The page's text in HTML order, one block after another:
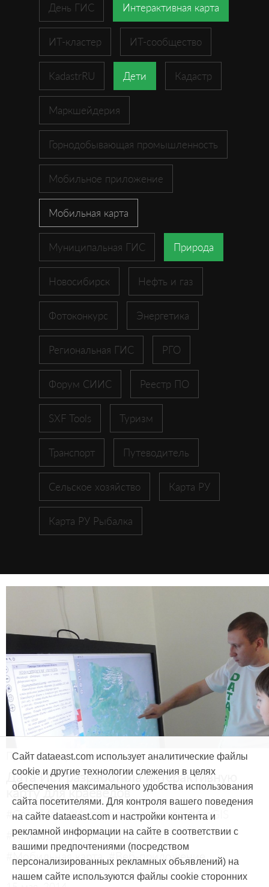
День ГИС Интерактивная карта
ИТ-кластер ИТ-сообщество
KadastrRU Дети Кадастр
Маркшейдерия
Горнодобывающая промышленность
Мобильное приложение
Мобильная карта
Муниципальная ГИС Природа
Новосибирск Нефть и газ
Фотоконкурс Энергетика
Региональная ГИС РГО
Форум СИИС Реестр ПО
SXF Tools Туризм
Транспорт Путеводитель
Сельское хозяйство Карта РУ
Карта РУ Рыбалка
Продукты и услуги
Дата Ист разработала интерактивную
карту для краеведов
#CarryMap #Интерактивная карта #ArcGIS
#Природа #Дети #География
#Мобильная карта #Веб-приложение
Сайт dataeast.com использует аналитические файлы
cookie и другие технологии слежения в целях
обеспечения максимального удобства использования
сайта посетителями. Для контроля вашего поведения
на сайте dataeast.com и настройки контента и
рекламной информации на сайте в соответствии с
вашими предпочтениями (посредством
персонализированных рекламных объявлений) на
нашем сайте используются файлы cookie сторонних